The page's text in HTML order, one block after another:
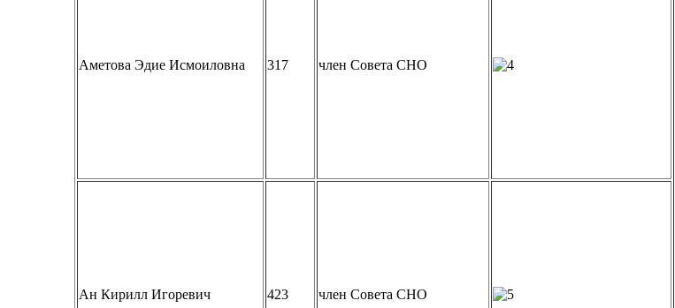
Аметова Эдие Исмоиловна 317 член Совета СНО
Ан Кирилл Игоревич 423 член Совета СНО